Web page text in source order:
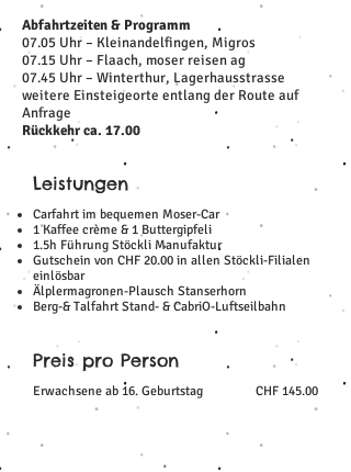
Abfahrtzeiten & Programm
07.05 Uhr – Kleinandelfingen, Migros
07.15 Uhr – Flaach, moser reisen ag
07.45 Uhr – Winterthur, Lagerhausstrasse
weitere Einsteigeorte entlang der Route auf
Anfrage
Rückkehr ca. 17.00
Leistungen
Carfahrt im bequemen Moser-Car
1 Kaffee crème & 1 Buttergipfeli
1.5h Führung Stöckli Manufaktur
Gutschein von CHF 20.00 in allen Stöckli-Filialen
einlösbar
Älplermagronen-Plausch Stanserhorn
Berg-& Talfahrt Stand- & CabriO-Luftseilbahn
Preis pro Person
Erwachsene ab 16. Geburtstag CHF 145.00